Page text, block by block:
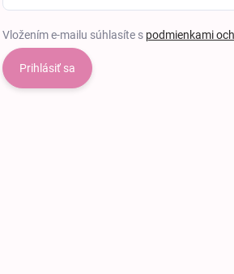
Vložením e-mailu súhlasíte s podmienkami
Prihlásiť sa